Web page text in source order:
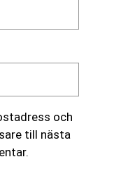
och
till nästa